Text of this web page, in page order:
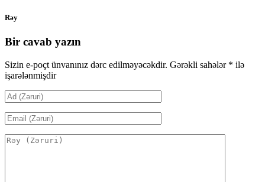
Rəy
Bir cavab yazın
Sizin e-poçt ünvanınız dərc edilməyəcəkdir. Gərəkli sahələr * ilə
işarələnmişdir